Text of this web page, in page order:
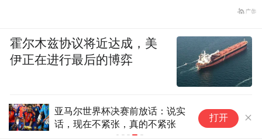
亚马尔世界杯决赛前放话：说实
话，现在不紧张，真的不紧张
打开
霍尔木兹协议将近达成，美
伊正在进行最后的博弈